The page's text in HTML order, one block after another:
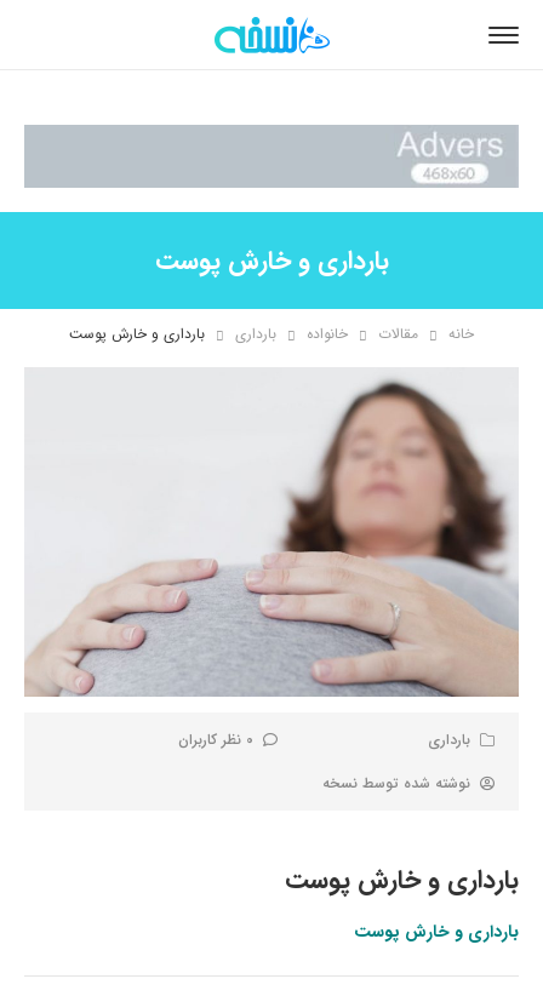
بارداری و خارش پوست
خانه مقالات خانواده بارداری بارداری و خارش پوست
بارداری
0 نظر کاربران
نوشته شده توسط نسخه
بارداری و خارش پوست
بارداری و خارش پوست